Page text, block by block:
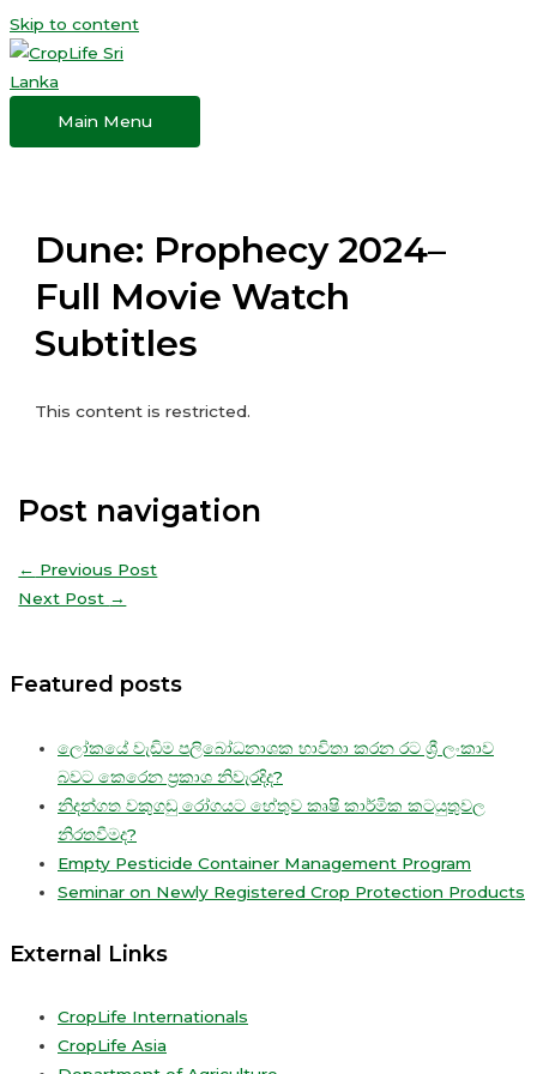
Skip to content
Main Menu
Dune: Prophecy 2024–
Full Movie Watch
Subtitles
This content is restricted.
Post navigation
← Previous Post
Next Post →
Featured posts
ලෝකයේ වැඩිම පලිබෝධනාශක භාවිතා කරන රට ශ්‍රී ලංකාව
බවට කෙරෙන ප්‍රකාශ නිවැරදිද?
නිදන්ගත වකුගඩු රෝගයට හේතුව කෘෂි කාර්මික කටයුතුවල
නිරතවීමද?
Empty Pesticide Container Management Program
Seminar on Newly Registered Crop Protection Products
External Links
CropLife Internationals
CropLife Asia